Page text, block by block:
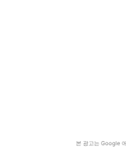
본 광고는 Google